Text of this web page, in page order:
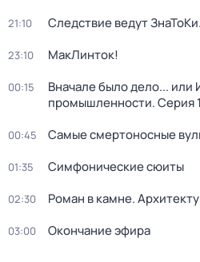
21:10 Следствие ведут
23:10 МакЛинток!
00:15
Вначале было дело... или
промышленности. Серия
00:45 Самые смертоносные
01:35 Симфонические сюиты
02:30 Роман в камне.
03:00 Окончание эфира